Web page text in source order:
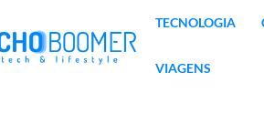
TECNOLOGIA
VIAGENS